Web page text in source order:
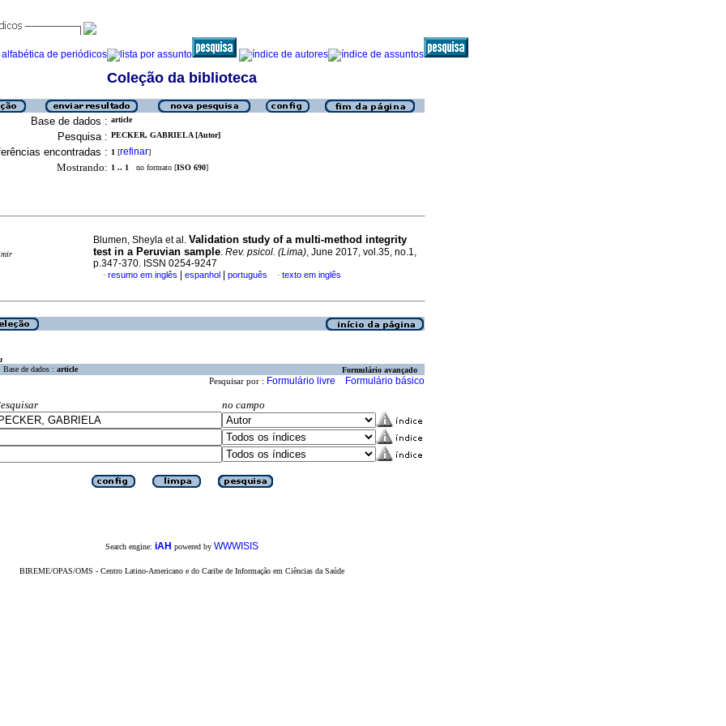
Coleção da biblioteca
Base de dados : article
Pesquisa : PECKER, GABRIELA [Autor]
encontradas : 1 [refinar]
Mostrando: 1 .. 1 no formato [ISO 690]
Blumen, Sheyla et al. Validation study of a multi-method integrity
test in a Peruvian sample. Rev. psicol. (Lima), June 2017, vol.35, no.1,
p.347-370. ISSN 0254-9247
· resumo em inglês espanhol português · texto em inglês
Base de dados : article Formulário avançado
Pesquisar por : Formulário livre Formulário básico
no campo
Search engine: iAH powered by WWWISIS
BIREME/OPAS/OMS - Centro Latino-Americano e do Caribe de Informação em Ciências da Saúde